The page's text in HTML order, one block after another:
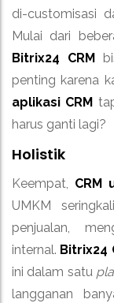
di-customisasi
Mulai dari
Bitrix24 CRM
penting karena
aplikasi CRM
harus ganti lagi?
Holistik
Keempat, CRM
UMKM
penjualan,
internal. Bitrix24
ini dalam satu
langganan